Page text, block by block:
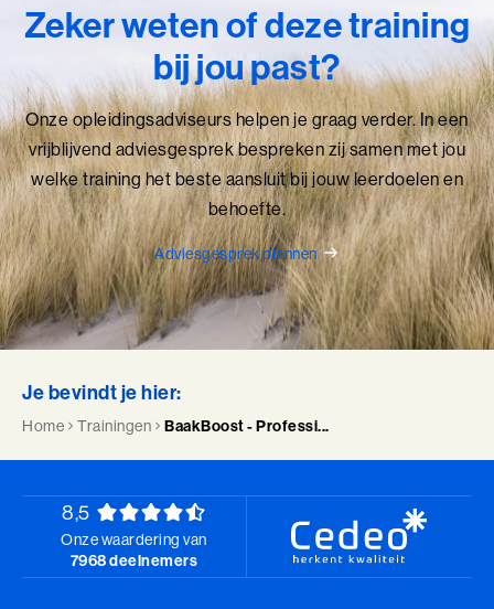
Zeker weten of deze training
bij jou past?
Onze opleidingsadviseurs helpen je graag verder. In een
vrijblijvend adviesgesprek bespreken zij samen met jou
welke training het beste aansluit bij jouw leerdoelen en
behoefte.
Adviesgesprek plannen
Je bevindt je hier:
Home Trainingen BaakBoost - Professi...
8,5
Onze waardering van
7968 deelnemers